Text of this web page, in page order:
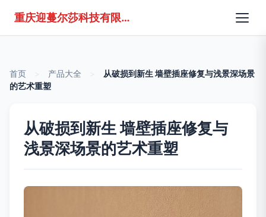
重庆迎蔓尔莎科技有限公司
首页 产品大全
从破损到新生 墙壁插座修复与浅景深场景
的艺术重塑
从破损到新生 墙壁插座修复与
浅景深场景的艺术重塑